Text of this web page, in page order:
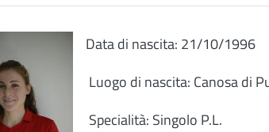
Data di nascita: 21/10/1996
Luogo di nascita: Canosa di
Specialità: Singolo P.L.